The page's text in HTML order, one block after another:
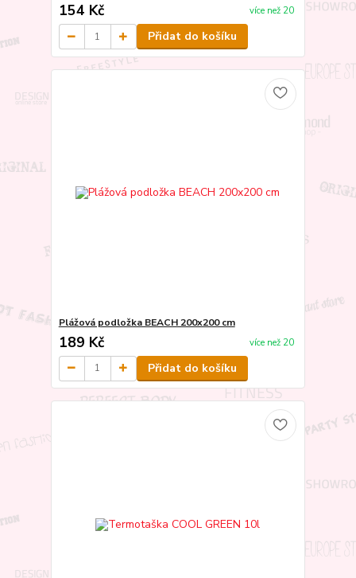
154 Kč více než 20
Přidat do košíku
Plážová podložka BEACH 200x200 cm
189 Kč více než 20
Přidat do košíku